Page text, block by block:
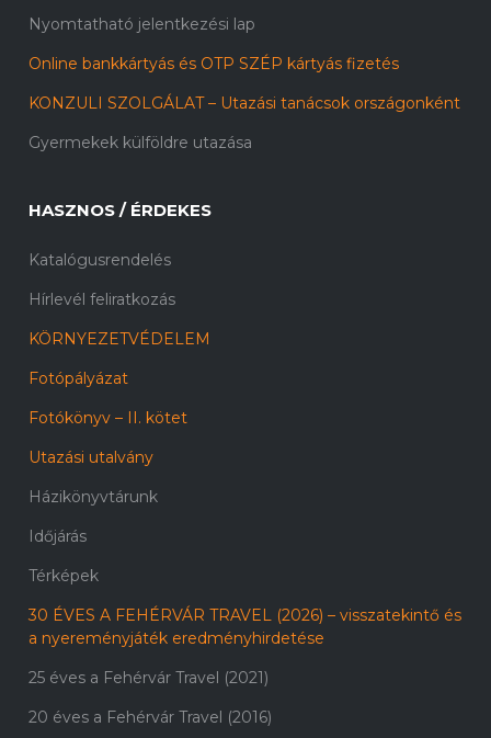
Nyomtatható jelentkezési lap
Online bankkártyás és OTP SZÉP kártyás fizetés
KONZULI SZOLGÁLAT – Utazási tanácsok országonként
Gyermekek külföldre utazása
HASZNOS / ÉRDEKES
Katalógusrendelés
Hírlevél feliratkozás
KÖRNYEZETVÉDELEM
Fotópályázat
Fotókönyv – II. kötet
Utazási utalvány
Házikönyvtárunk
Időjárás
Térképek
30 ÉVES A FEHÉRVÁR TRAVEL (2026) – visszatekintő és
a nyereményjáték eredményhirdetése
25 éves a Fehérvár Travel (2021)
20 éves a Fehérvár Travel (2016)